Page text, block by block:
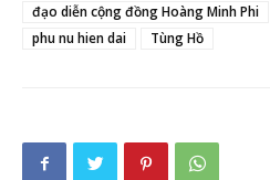
đạo diễn cộng đồng Hoàng Minh Phi
phu nu hien dai
Tùng Hồ